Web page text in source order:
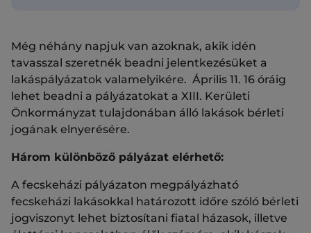
Még néhány napjuk van azoknak, akik idén
tavasszal szeretnék beadni jelentkezésüket a
lakáspályázatok valamelyikére. Április 11. 16 óráig
lehet beadni a pályázatokat a XIII. Kerületi
Önkormányzat tulajdonában álló lakások bérleti
jogának elnyerésére.
Három különböző pályázat elérhető:
A fecskeházi pályázaton megpályázható
fecskeházi lakásokkal határozott időre szóló bérleti
jogviszonyt lehet biztosítani fiatal házasok, illetve